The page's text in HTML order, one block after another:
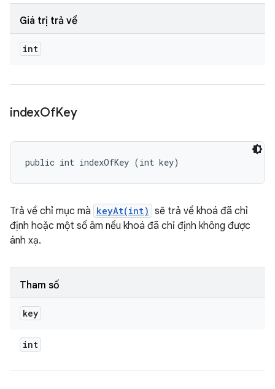
Giá trị trả về
int
indexOfKey
public int indexOfKey (int key)
Trả về chỉ mục mà keyAt(int) sẽ trả về khoá đã chỉ
định hoặc một số âm nếu khoá đã chỉ định không được
ánh xạ.
Tham số
key
int